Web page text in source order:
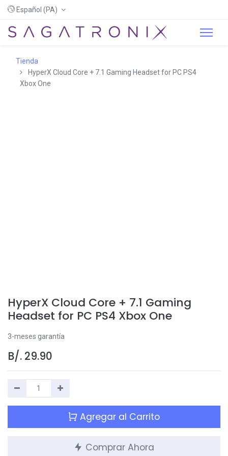
Español (PA)
Tienda
HyperX Cloud Core + 7.1 Gaming Headset for PC PS4
Xbox One
HyperX Cloud Core + 7.1 Gaming
Headset for PC PS4 Xbox One
3-meses garantía
B/. 29.90
Agregar al Carrito
Comprar Ahora